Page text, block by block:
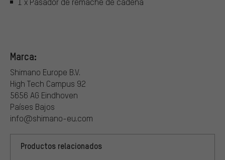
Marca:
Shimano Europe B.V.
High Tech Campus 92
5656 AG Eindhoven
Países Bajos
info@shimano-eu.com
Productos relacionados